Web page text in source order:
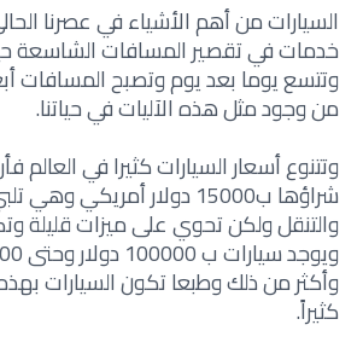
السيارات من أهم الأشياء في عصرنا
خدمات في تقصير المسافات الشاسعة
وتتسع يوما بعد يوم وتصبح المسافات
من وجود مثل هذه الآليات في حياتنا.
وتتنوع أسعار السيارات كثيرا في
شراؤها ب15000 دولار أمريكي
والتنقل ولكن تحوي على ميزات قليلة
وأكثر من ذلك وطبعا تكون السيارات
كثيراً.